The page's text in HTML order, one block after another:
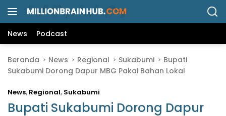
News Podcast
Beranda News Regional Sukabumi
Bupati
Sukabumi Dorong Dapur MBG Pakai Bahan Lokal
News, Regional, Sukabumi
Bupati Sukabumi Dorong Dapur